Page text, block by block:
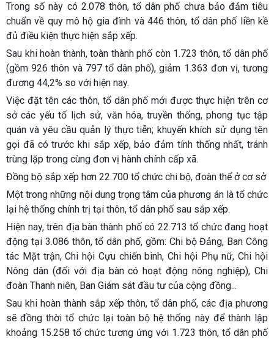
Trong số này có 2.078 thôn, tổ dân phố chưa bảo đảm tiêu
chuẩn về quy mô hộ gia đình và 446 thôn, tổ dân phố liền kề
đủ điều kiện thực hiện sắp xếp.
Sau khi hoàn thành, toàn thành phố còn 1.723 thôn, tổ dân phố
(gồm 926 thôn và 797 tổ dân phố), giảm 1.363 đơn vị, tương
đương 44,2% so với hiện nay.
Việc đặt tên các thôn, tổ dân phố mới được thực hiện trên cơ
sở các yếu tố lịch sử, văn hóa, truyền thống, phong tục tập
quán và yêu cầu quản lý thực tiễn; khuyến khích sử dụng tên
gọi đã có trước khi sắp xếp, bảo đảm tính thống nhất, tránh
trùng lặp trong cùng đơn vị hành chính cấp xã.
Đồng bộ sắp xếp hơn 22.700 tổ chức chi bộ, đoàn thể ở cơ sở
Một trong những nội dung trọng tâm của phương án là tổ chức
lại hệ thống chính trị tại thôn, tổ dân phố sau sắp xếp.
Hiện nay, trên địa bàn thành phố có 22.713 tổ chức đang hoạt
động tại 3.086 thôn, tổ dân phố, gồm: Chi bộ Đảng, Ban Công
tác Mặt trận, Chi hội Cựu chiến binh, Chi hội Phụ nữ, Chi hội
Nông dân (đối với địa bàn có hoạt động nông nghiệp), Chi
đoàn Thanh niên, Ban Giám sát đầu tư của cộng đồng...
Sau khi hoàn thành sắp xếp thôn, tổ dân phố, các địa phương
sẽ đồng thời tổ chức lại toàn bộ hệ thống này để thành lập
khoảng 15.258 tổ chức tương ứng với 1.723 thôn, tổ dân phố